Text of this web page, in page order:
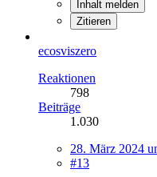
Inhalt melden
Zitieren
ecosviszero
Reaktionen
798
Beiträge
1.030
28. März 2024
#13